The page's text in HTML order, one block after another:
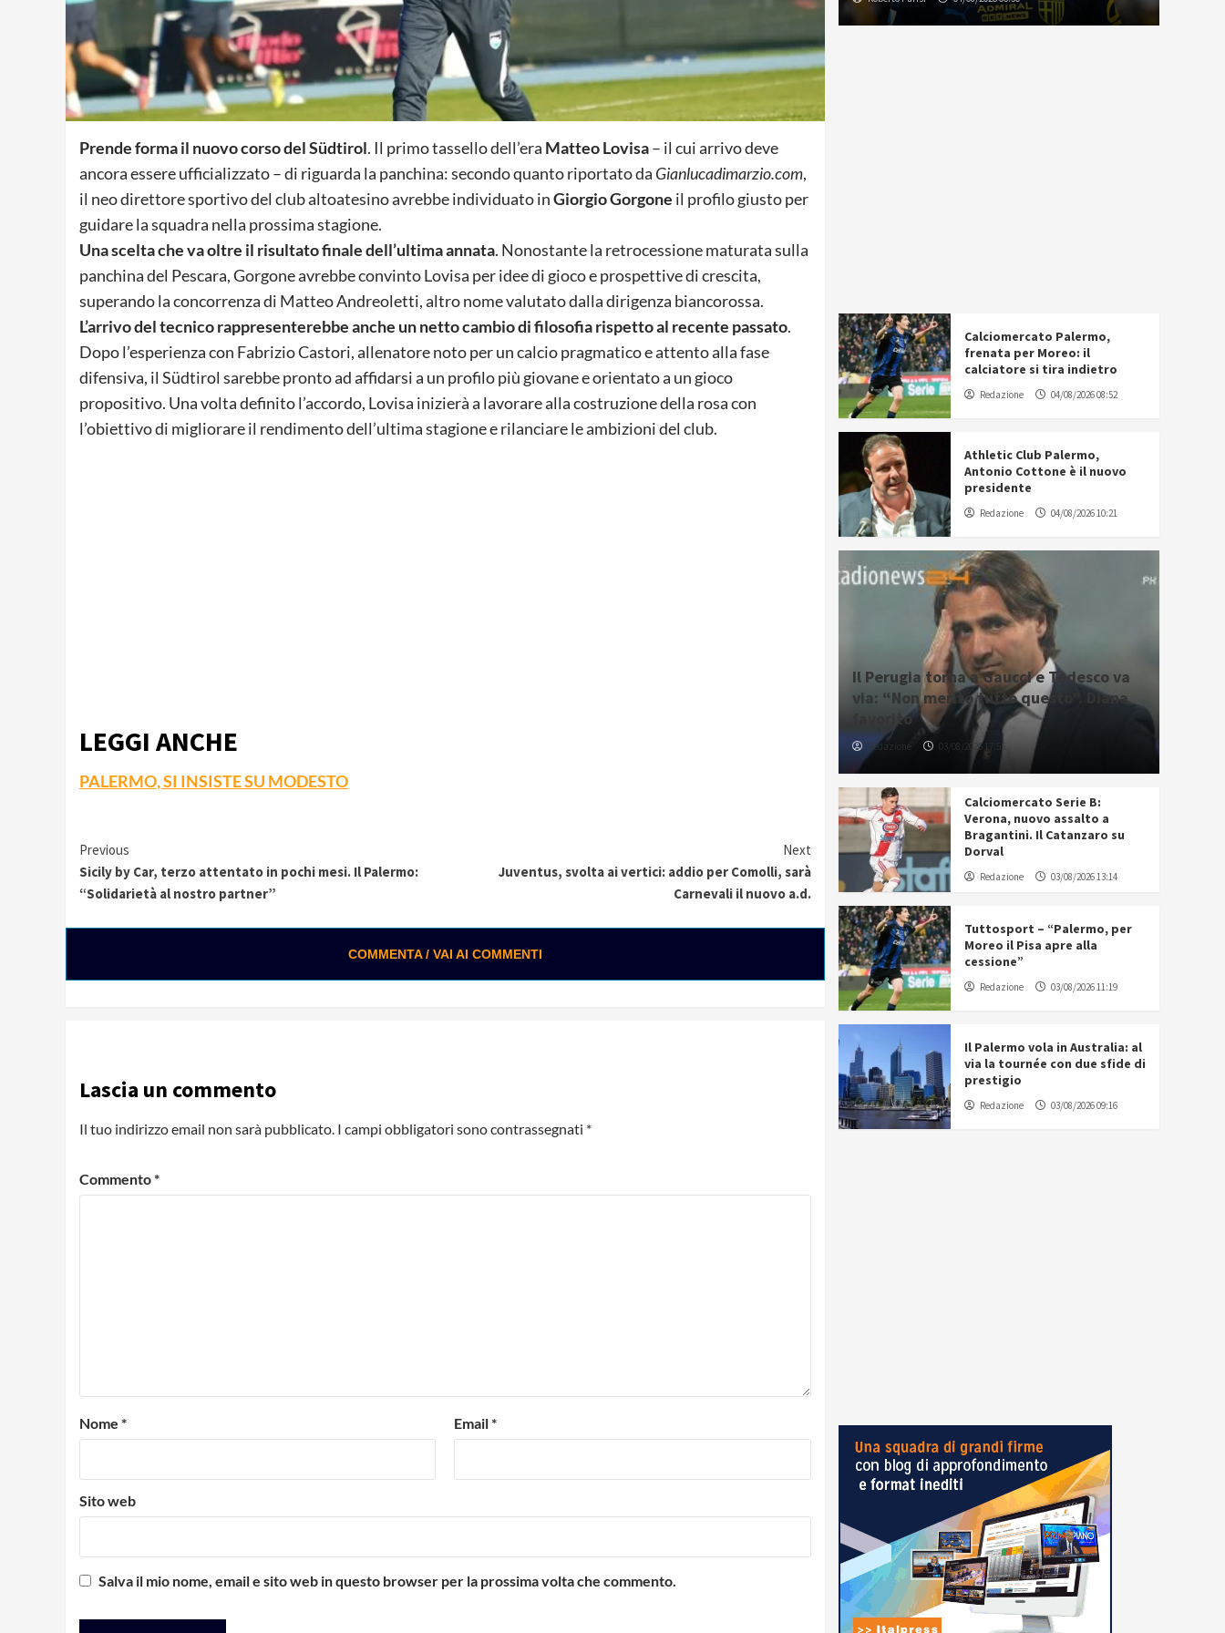
Prende forma il nuovo corso del Südtirol. Il primo tassello dell’era Matteo Lovisa– il cui arrivo deve
ancora essere ufficializzato – di riguarda la panchina: secondo quanto riportato da Gianlucadimarzio.com,
il neo direttore sportivo del club altoatesino avrebbe individuato inGiorgio Gorgone il profilo giusto per
guidare la squadra nella prossima stagione.
Una scelta che va oltre il risultato finale dell’ultima annata. Nonostante la retrocessione maturata sulla
panchina del Pescara, Gorgone avrebbe convinto Lovisa per idee di gioco e prospettive di crescita,
superando la concorrenza di Matteo Andreoletti, altro nome valutato dalla dirigenza biancorossa.
L’arrivo del tecnico rappresenterebbe anche un netto cambio di filosofia rispetto al recente passato.
Dopo l’esperienza con Fabrizio Castori, allenatore noto per un calcio pragmatico e attento alla fase
difensiva, il Südtirol sarebbe pronto ad affidarsi a un profilo più giovane e orientato a un gioco
propositivo. Una volta definito l’accordo, Lovisa inizierà a lavorare alla costruzione della rosa con
l’obiettivo di migliorare il rendimento dell’ultima stagione e rilanciare le ambizioni del club.
LEGGI ANCHE
PALERMO, SI INSISTE SU MODESTO
Continue
Reading
Previous
Sicily by Car, terzo attentato in pochi mesi. Il Palermo:
“Solidarietà al nostro partner”
Next
Juventus, svolta ai vertici: addio per Comolli, sarà
Carnevali il nuovo a.d.
COMMENTA / VAI AI COMMENTI
0:01 / 0:25
Lascia un commento
Il tuo indirizzo email non sarà pubblicato. I campi obbligatori sono contrassegnati *
Commento*
Nome * Email*
Sito web
Salva il mio nome, email e sito web in questo browser per la prossima volta che commento.
Calciomercato Palermo,
frenata per Moreo: il
calciatore si tira indietro
Redazione 04/08/2026 08:52
Athletic Club Palermo,
Antonio Cottone è il nuovo
presidente
Redazione 04/08/2026 10:21
Il Perugia torna a Gaucci e Tedesco va
via: “Non merito tutto questo”. Diana
favorito
Redazione 03/08/2026 17:55
Calciomercato Serie B:
Verona, nuovo assalto a
Bragantini. Il Catanzaro su
Dorval
Redazione 03/08/2026 13:14
Tuttosport – “Palermo, per
Moreo il Pisa apre alla
cessione”
Redazione 03/08/2026 11:19
Il Palermo vola in Australia: al
via la tournée con due sfide di
prestigio
Redazione 03/08/2026 09:16